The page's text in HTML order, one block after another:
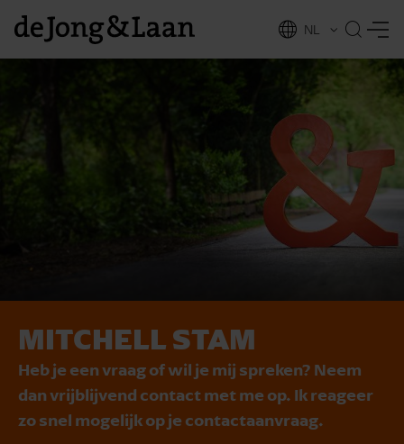
EN
NL
MITCHELL STAM
Heb je een vraag of wil je mij spreken? Neem
dan vrijblijvend contact met me op. Ik reageer
zo snel mogelijk op je contactaanvraag.